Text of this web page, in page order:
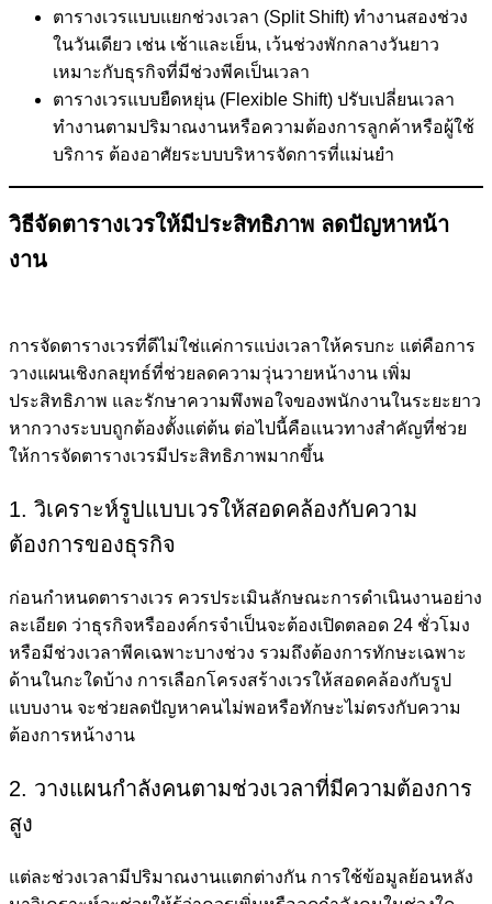
ตารางเวรแบบแยกช่วงเวลา (Split Shift) ทำงานสองช่วง
ในวันเดียว เช่น เช้าและเย็น, เว้นช่วงพักกลางวันยาว
เหมาะกับธุรกิจที่มีช่วงพีคเป็นเวลา
ตารางเวรแบบยืดหยุ่น (Flexible Shift) ปรับเปลี่ยนเวลา
ทำงานตามปริมาณงานหรือความต้องการลูกค้าหรือผู้ใช้
บริการ ต้องอาศัยระบบบริหารจัดการที่แม่นยำ
วิธีจัดตารางเวรให้มีประสิทธิภาพ ลดปัญหาหน้า
งาน
การจัดตารางเวรที่ดีไม่ใช่แค่การแบ่งเวลาให้ครบกะ แต่คือการ
วางแผนเชิงกลยุทธ์ที่ช่วยลดความวุ่นวายหน้างาน เพิ่ม
ประสิทธิภาพ และรักษาความพึงพอใจของพนักงานในระยะยาว
หากวางระบบถูกต้องตั้งแต่ต้น ต่อไปนี้คือแนวทางสำคัญที่ช่วย
ให้การจัดตารางเวรมีประสิทธิภาพมากขึ้น
1. วิเคราะห์รูปแบบเวรให้สอดคล้องกับความ
ต้องการของธุรกิจ
ก่อนกำหนดตารางเวร ควรประเมินลักษณะการดำเนินงานอย่าง
ละเอียด ว่าธุรกิจหรือองค์กรจำเป็นจะต้องเปิดตลอด 24 ชั่วโมง
หรือมีช่วงเวลาพีคเฉพาะบางช่วง รวมถึงต้องการทักษะเฉพาะ
ด้านในกะใดบ้าง การเลือกโครงสร้างเวรให้สอดคล้องกับรูป
แบบงาน จะช่วยลดปัญหาคนไม่พอหรือทักษะไม่ตรงกับความ
ต้องการหน้างาน
2. วางแผนกำลังคนตามช่วงเวลาที่มีความต้องการ
สูง
แต่ละช่วงเวลามีปริมาณงานแตกต่างกัน การใช้ข้อมูลย้อนหลัง